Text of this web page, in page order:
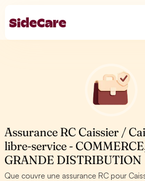
Assurance RC Caissier /
libre-service -
GRANDE DISTRIBUTION
Que couvre une assurance RC pour